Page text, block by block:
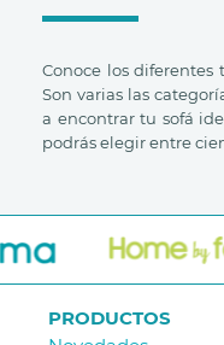
Conoce los diferentes
Son varias las
a encontrar tu sofá
podrás elegir entre
PRODUCTOS